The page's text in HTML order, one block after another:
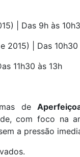
| Das 9h às
2015) | Das 10h30
11h30 às 13h
de
com foco na
a pressão